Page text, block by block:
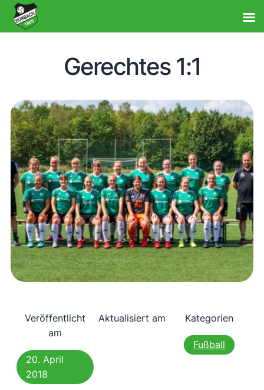
Gerechtes 1:1
Veröffentlicht
am
20. April
2018
Aktualisiert am Kategorien
Fußball